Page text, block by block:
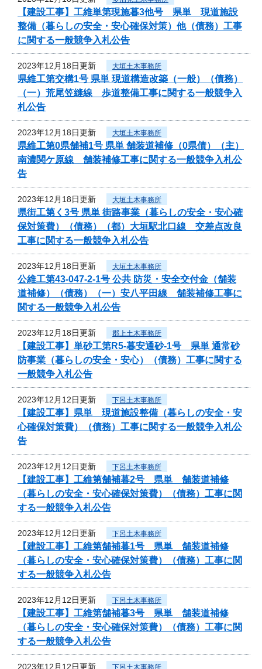
【建設工事】工維単第現施暮3他号 県単 現道施設
整備（暮らしの安全・安心確保対策）他（債務）工事
に関する一般競争入札公告
2023年12月18日更新 大垣土木事務所
県維工第交構1号 県単 現道構造改築（一般）（債務）
（一）荒尾笠縫線 歩道整備工事に関する一般競争入
札公告
2023年12月18日更新 大垣土木事務所
県維工第0県舗補1号 県単 舗装道補修（0県債）（主）
南濃関ケ原線 舗装補修工事に関する一般競争入札公
告
2023年12月18日更新 大垣土木事務所
県街工第く3号 県単 街路事業（暮らしの安全・安心確
保対策費）（債務）（都）大垣駅北口線 交差点改良
工事に関する一般競争入札公告
2023年12月18日更新 大垣土木事務所
公維工第43-047-2-1号 公共 防災・安全交付金（舗装
道補修）（債務）（一）安八平田線 舗装補修工事に
関する一般競争入札公告
2023年12月18日更新 郡上土木事務所
【建設工事】単砂工第R5-暮安通砂-1号 県単 通常砂
防事業（暮らしの安全・安心）（債務）工事に関する
一般競争入札公告
2023年12月12日更新 下呂土木事務所
【建設工事】県単 現道施設整備（暮らしの安全・安
心確保対策費）（債務）工事に関する一般競争入札公
告
2023年12月12日更新 下呂土木事務所
【建設工事】工維第舗補暮2号 県単 舗装道補修
（暮らしの安全・安心確保対策費）（債務）工事に関
する一般競争入札公告
2023年12月12日更新 下呂土木事務所
【建設工事】工維第舗補暮1号 県単 舗装道補修
（暮らしの安全・安心確保対策費）（債務）工事に関
する一般競争入札公告
2023年12月12日更新 下呂土木事務所
【建設工事】工維第舗補暮3号 県単 舗装道補修
（暮らしの安全・安心確保対策費）（債務）工事に関
する一般競争入札公告
2023年12月12日更新 下呂土木事務所